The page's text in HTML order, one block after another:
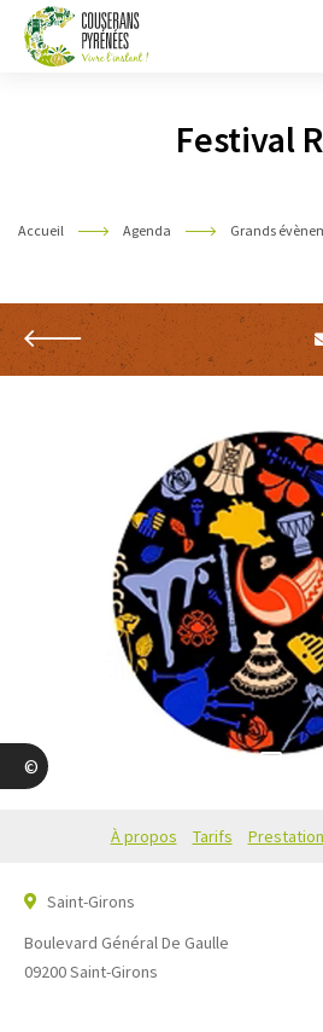
Festival
Accueil Agenda Grands
Retour
À propos Tarifs
Saint-Girons
Boulevard Général De Gaulle
09200Saint-Girons